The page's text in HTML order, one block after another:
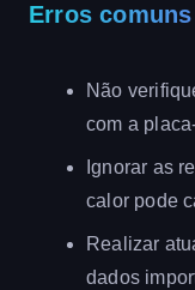
Erros
Não
com a
Ignorar as
calor pode
Realizar
dados